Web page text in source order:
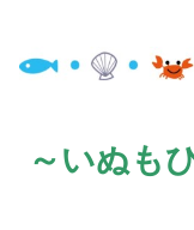
お問い合わせ
～いぬも